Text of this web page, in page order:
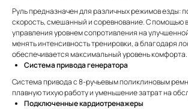
Руль предназначен для различных режимов езды:
скорость, смешанный и соревнование. С помощью
управления уровнем сопротивления на
менять интенсивность тренировки, а благодаря
обеспечивается максимальный уровень комфорта.
Система привода генератора
Система привода с 8-ручьевым поликлиновым
плавную тихую работу и уменьшение затрат на
Подключенные кардиотренажеры